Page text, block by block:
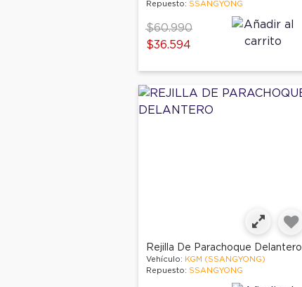
Repuesto: SSANGYONG
Price reduced from
$60.990to
$36.594
Rejilla De Parachoque Delantero
Vehículo: KGM (SSANGYONG)
Repuesto: SSANGYONG